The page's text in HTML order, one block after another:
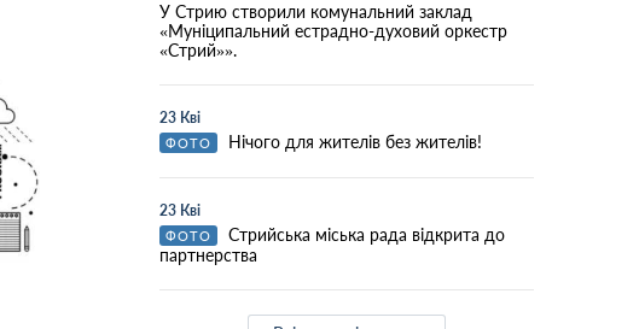
У Стрию створили комунальний заклад
«Муніципальний естрадно-духовий оркестр
«Стрий»».
23 Кві
ФОТО Нічого для жителів без жителів!
23 Кві
ФОТО
Стрийська міська рада відкрита до
партнерства